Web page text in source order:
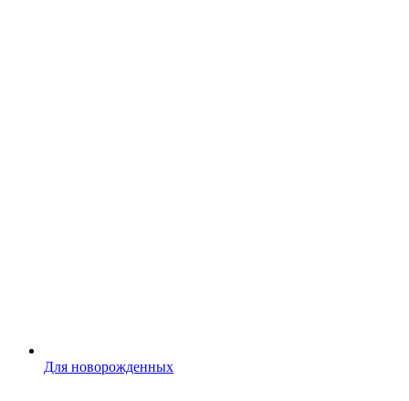
Для новорожденных